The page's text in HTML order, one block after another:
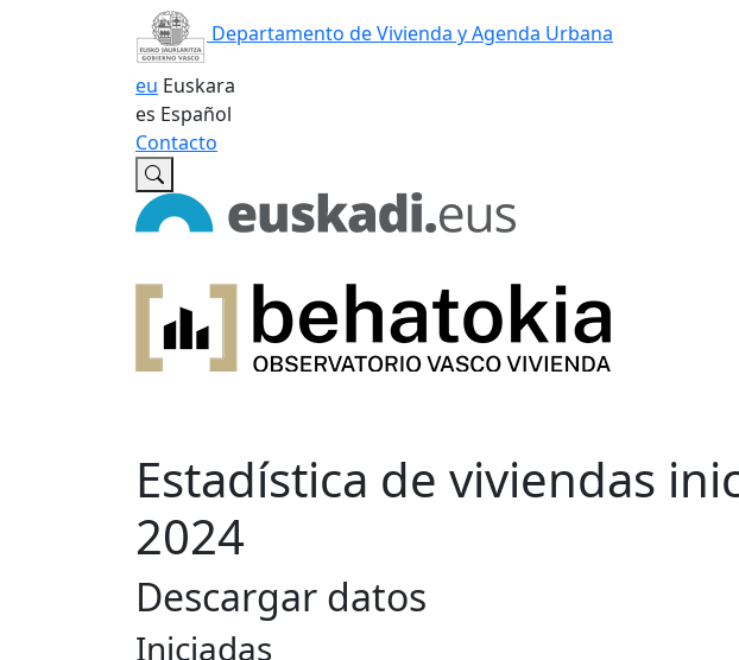
Departamento de Vivienda y Agenda Urbana
eu Euskara
es Español
Contacto
Estadística de viviendas
2024
Descargar datos
Iniciadas